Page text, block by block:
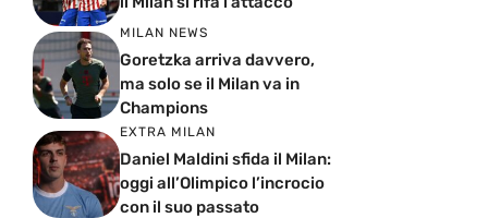
MILAN NEWS
Goretzka arriva davvero,
ma solo se il Milan va in
Champions
EXTRA MILAN
Daniel Maldini sfida il Milan:
oggi all’Olimpico l’incrocio
con il suo passato